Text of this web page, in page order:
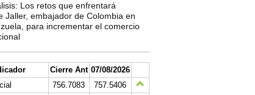
Los retos que enfrentará
Jaller, embajador de Colombia en
para incrementar el comercio
Cierre Ant 07/08/2026
756.7083
757.5406